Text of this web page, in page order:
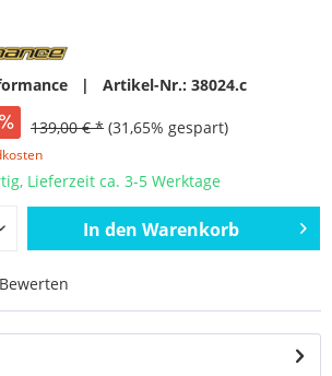
| Artikel-Nr.: 38024.c
139,00 € * (31,65% gespart)
Lieferzeit ca. 3-5 Werktage
In den Warenkorb
Bewerten